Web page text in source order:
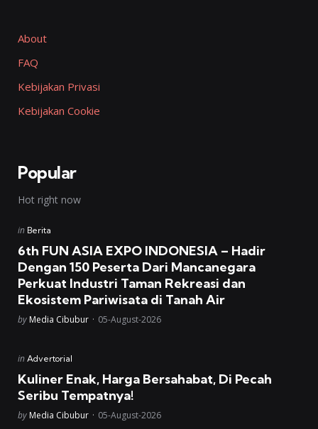
About
FAQ
Kebijakan Privasi
Kebijakan Cookie
Popular
Hot right now
Posted
in Berita
6th FUN ASIA EXPO INDONESIA – Hadir
Dengan 150 Peserta Dari Mancanegara
Perkuat Industri Taman Rekreasi dan
Ekosistem Pariwisata di Tanah Air
Posted
by Media Cibubur 05-August-2026
Posted
in Advertorial
Kuliner Enak, Harga Bersahabat, Di Pecah
Seribu Tempatnya!
Posted
by Media Cibubur 05-August-2026